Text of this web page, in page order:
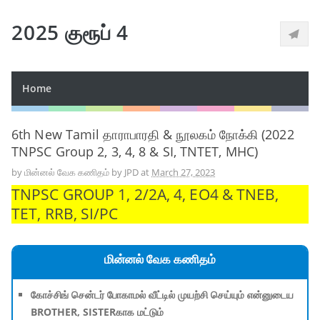
2025 குரூப் 4
Home
6th New Tamil தாராபாரதி & நூலகம் நோக்கி (2022
TNPSC Group 2, 3, 4, 8 & SI, TNTET, MHC)
byமின்னல் வேக கணிதம் by JPDat March 27, 2023
TNPSC GROUP 1, 2/2A, 4, EO4 & TNEB,
TET, RRB, SI/PC
மின்னல் வேக கணிதம்
கோச்சிங் சென்டர் போகாமல் வீட்டில் முயற்சி செய்யும் என்னுடைய
BROTHER, SISTERகாக மட்டும்